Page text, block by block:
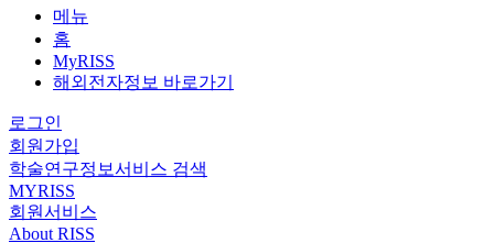
메뉴
홈
MyRISS
해외전자정보 바로가기
로그인
회원가입
학술연구정보서비스 검색
MYRISS
회원서비스
About RISS